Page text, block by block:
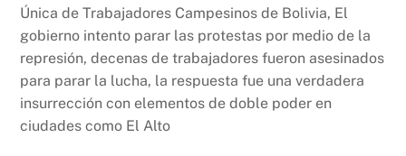
Única de Trabajadores Campesinos de Bolivia, El
gobierno intento parar las protestas por medio de la
represión, decenas de trabajadores fueron asesinados
para parar la lucha, la respuesta fue una verdadera
insurrección con elementos de doble poder en
ciudades como El Alto